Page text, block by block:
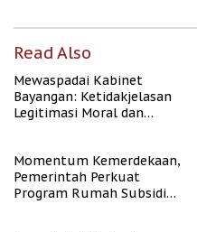
Read Also
Mewaspadai Kabinet
Bayangan: Ketidakjelasan
Legitimasi Moral dan
Momentum Kemerdekaan,
Pemerintah Perkuat
Program Rumah Subsidi